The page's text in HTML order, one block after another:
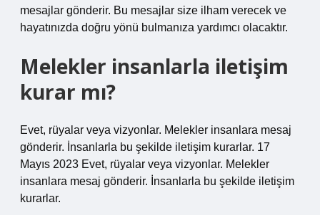
mesajlar gönderir. Bu mesajlar size ilham verecek ve
hayatınızda doğru yönü bulmanıza yardımcı olacaktır.
Melekler insanlarla iletişim
kurar mı?
Evet, rüyalar veya vizyonlar. Melekler insanlara mesaj
gönderir. İnsanlarla bu şekilde iletişim kurarlar. 17
Mayıs 2023 Evet, rüyalar veya vizyonlar. Melekler
insanlara mesaj gönderir. İnsanlarla bu şekilde iletişim
kurarlar.